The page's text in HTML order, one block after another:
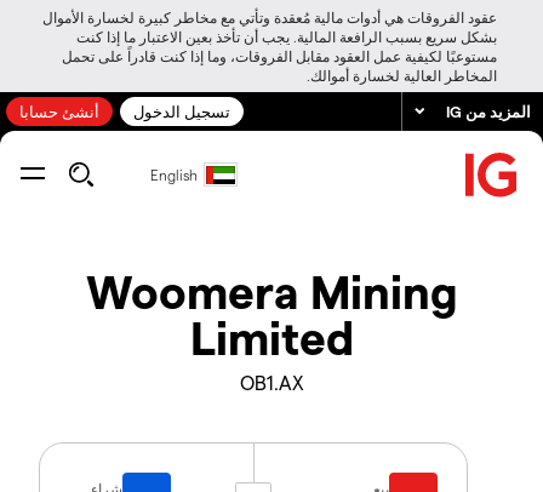
عقود الفروقات هي أدوات مالية مُعقدة وتأتي مع مخاطر كبيرة لخسارة الأموال
بشكل سريع بسبب الرافعة المالية. يجب أن تأخذ بعين الاعتبار ما إذا كنت
مستوعبًا لكيفية عمل العقود مقابل الفروقات، وما إذا كنت قادراً على تحمل
المخاطر العالية لخسارة أموالك.
المزيد من IG تسجيل الدخول أنشئ حسابا
English
Woomera Mining
Limited
OB1.AX
بيع شراء